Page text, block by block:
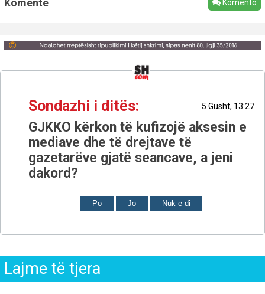
Komente Komento
Sondazhi i ditës: 5 Gusht, 13:27
GJKKO kërkon të kufizojë aksesin e
mediave dhe të drejtave të
gazetarëve gjatë seancave, a jeni
dakord?
Po Jo Nuk e di
Lajme të tjera